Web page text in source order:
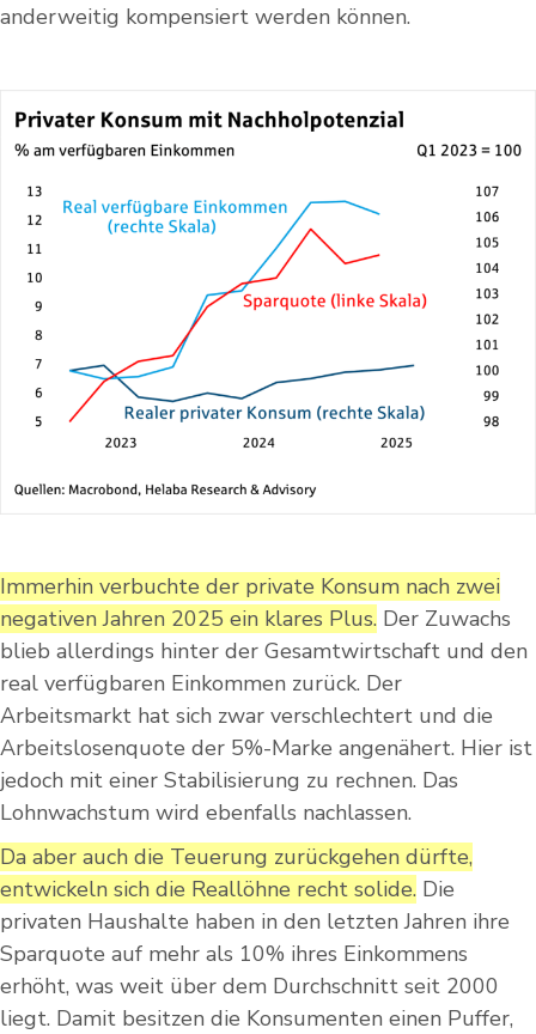
anderweitig kompensiert werden können.
Immerhin verbuchte der private Konsum nach zwei
negativen Jahren 2025 ein klares Plus. Der Zuwachs
blieb allerdings hinter der Gesamtwirtschaft und den
real verfügbaren Einkommen zurück. Der
Arbeitsmarkt hat sich zwar verschlechtert und die
Arbeitslosenquote der 5%-Marke angenähert. Hier ist
jedoch mit einer Stabilisierung zu rechnen. Das
Lohnwachstum wird ebenfalls nachlassen.
Da aber auch die Teuerung zurückgehen dürfte,
entwickeln sich die Reallöhne recht solide. Die
privaten Haushalte haben in den letzten Jahren ihre
Sparquote auf mehr als 10% ihres Einkommens
erhöht, was weit über dem Durchschnitt seit 2000
liegt. Damit besitzen die Konsumenten einen Puffer,